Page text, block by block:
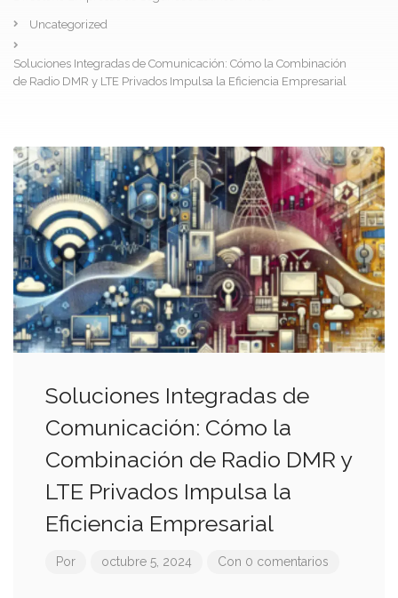
Uncategorized
Soluciones Integradas de Comunicación: Cómo la Combinación
de Radio DMR y LTE Privados Impulsa la Eficiencia Empresarial
Soluciones Integradas de
Comunicación: Cómo la
Combinación de Radio DMR y
LTE Privados Impulsa la
Eficiencia Empresarial
Por octubre 5, 2024 Con 0 comentarios